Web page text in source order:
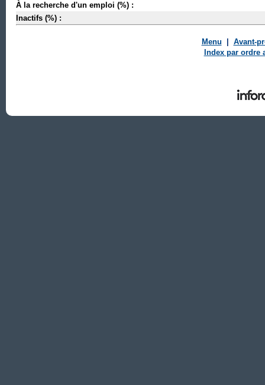
À la recherche d'un emploi (%) :
Inactifs (%) :
Menu
Avant-
Index par ordre